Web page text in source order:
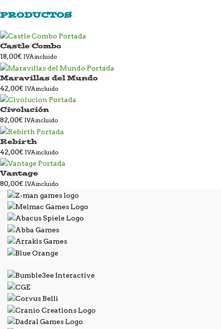
PRODUCTOS
Castle Combo
18,00€ IVA incluido
Maravillas del Mundo
42,00€ IVA incluido
Civolución
82,00€ IVA incluido
Rebirth
42,00€ IVA incluido
Vantage
80,00€ IVA incluido